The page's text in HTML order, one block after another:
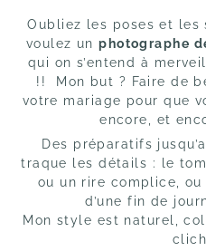
Oubliez les poses et les
voulez unphotographe
qui on s’entend à
!! Mon but ? Faire de
votre mariage pour que
encore, et
Des préparatifs
traque les détails : le
ou un rire complice,
d’une fin de
Mon style est naturel,